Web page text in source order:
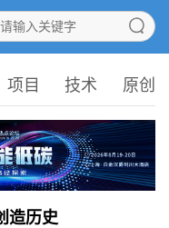
项目 技术 原创
造历史